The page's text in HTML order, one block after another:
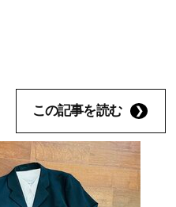
この記事を読む